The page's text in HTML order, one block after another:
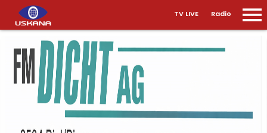
TV LIVE Radio